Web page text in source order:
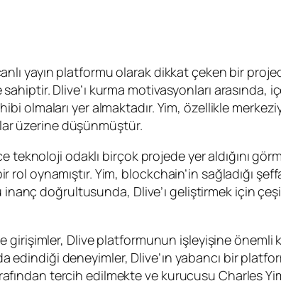
yayın platformu olarak dikkat çeken bir
Dlive’ı kurma motivasyonları arasında,
olmaları yer almaktadır. Yim, özellikle
üzerine düşünmüştür.
teknoloji odaklı birçok projede yer aldığını
rol oynamıştır. Yim, blockchain’in sağladığı
doğrultusunda, Dlive’ı geliştirmek için
girişimler, Dlive platformunun işleyişine önemli
deneyimler, Dlive’ın yabancı bir
tercih edilmekte ve kurucusu Charles